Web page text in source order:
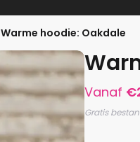
Warme hoodie: Oakdale
Vanaf €
Gratis